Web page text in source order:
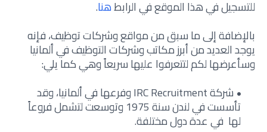
للتسجيل في هذا الموقع في الرابطهنا.
بالإضافة إلى ما سبق من مواقع وشركات توظيف، فإنه
يوجد العديد من أبرز مكاتب وشركات التوظيف في ألمانيا
وسأعرضها لكم لتتعرفوا عليها سريعاً وهي كما يلي:
شركة IRC Recruitment وفرعها في ألمانيا، وقد
تأسست في لندن سنة 1975 وتوسعت لتشمل فروعاً
لها في عدة دول مختلفة.